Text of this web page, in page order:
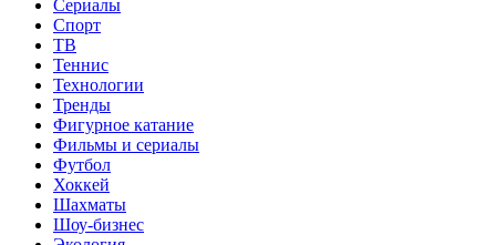
Сериалы
Спорт
ТВ
Теннис
Технологии
Тренды
Фигурное катание
Фильмы и сериалы
Футбол
Хоккей
Шахматы
Шоу-бизнес